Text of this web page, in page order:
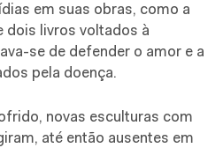
em suas obras, como a
dois livros voltados à
se de defender o amor e a
pela doença.
novas esculturas com
até então ausentes em